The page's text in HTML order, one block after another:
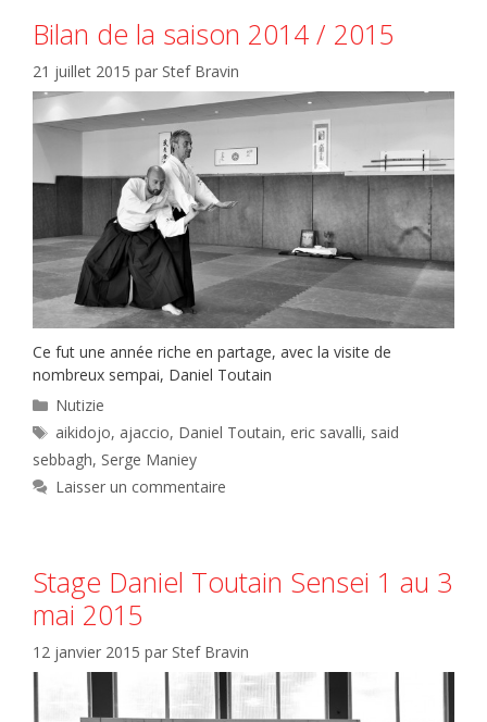
Bilan de la saison 2014 / 2015
21 juillet 2015 par Stef Bravin
Ce fut une année riche en partage, avec la visite de
nombreux sempai, Daniel Toutain
Catégories
Nutizie
Étiquettes
aikidojo, ajaccio, Daniel Toutain, eric savalli, said
sebbagh, Serge Maniey
Laisser un commentaire
Stage Daniel Toutain Sensei 1 au 3
mai 2015
12 janvier 2015 par Stef Bravin